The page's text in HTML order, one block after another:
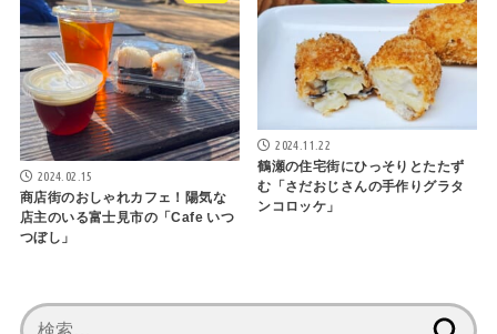
2024.02.15
商店街のおしゃれカフェ！陽気な
店主のいる富士見市の「Cafe いつ
つぼし」
2024.11.22
鶴瀬の住宅街にひっそりとたたず
む「さだおじさんの手作りグラタ
ンコロッケ」